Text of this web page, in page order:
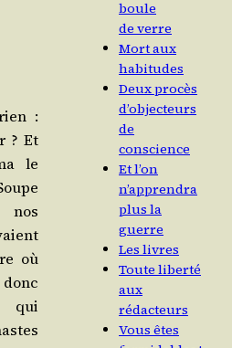
:
? Et
le
nos
où
qui
boule
de verre
Mort aux
habitudes
Deux procès
d’objecteurs
de
conscience
Et l’on
n’apprendra
plus la
guerre
Les livres
Toute liberté
aux
rédacteurs
Vous êtes